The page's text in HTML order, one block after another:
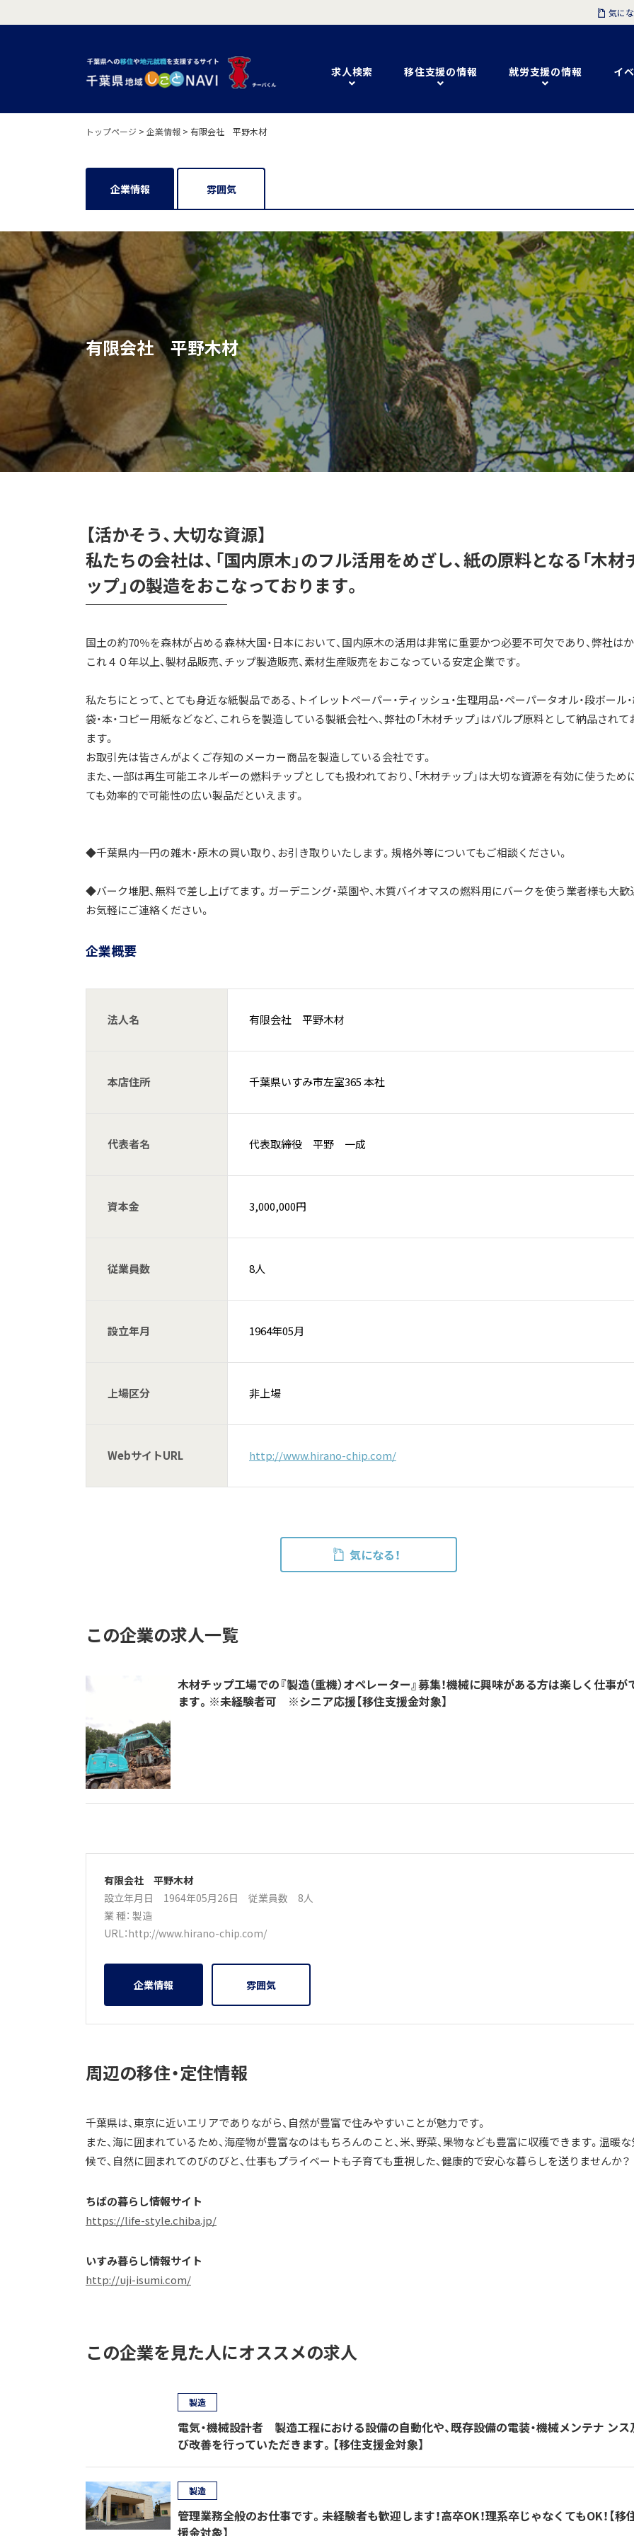
求人検索 移住支援の情報 就労支援の情報 イ
気に
トップページ > 企業情報 > 有限会社 平野木材
企業情報 雰囲気
有限会社 平野木材
【活かそう、大切な資源】
私たちの会社は、「国内原木」のフル活用をめざし、紙の原料となる「木材
ップ」の製造をおこなっております。
国土の約70％を森林が占める森林大国・日本において、国内原木の活用は非常に重要かつ必要不可欠であり、弊社は
これ４０年以上、製材品販売、チップ製造販売、素材生産販売をおこなっている安定企業です。
私たちにとって、とても身近な紙製品である、トイレットペーパー・ティッシュ・生理用品・ペーパータオル・段ボール
袋・本・コピー用紙などなど、これらを製造している製紙会社へ、弊社の「木材チップ」はパルプ原料として納品されて
ます。
お取引先は皆さんがよくご存知のメーカー商品を製造している会社です。
また、一部は再生可能エネルギーの燃料チップとしても扱われており、「木材チップ」は大切な資源を有効に使うため
ても効率的で可能性の広い製品だといえます。
◆千葉県内一円の雑木・原木の買い取り、お引き取りいたします。規格外等についてもご相談ください。
◆バーク堆肥、無料で差し上げてます。ガーデニング・菜園や、木質バイオマスの燃料用にバークを使う業者様も大歓
お気軽にご連絡ください。
企業概要
法人名 有限会社 平野木材
本店住所 千葉県いすみ市左室365 本社
代表者名 代表取締役 平野 一成
資本金 3,000,000円
従業員数 8人
設立年月 1964年05月
上場区分 非上場
WebサイトURL http://www.hirano-chip.com/
気になる！
この企業の求人一覧
木材チップ工場での『製造（重機）オペレーター』募集！機械に興味がある方は楽しく仕事が
ます。※未経験者可 ※シニア応援【移住支援金対象】
有限会社 平野木材
設立年月日 1964年05月26日 従業員数 8人
業 種： 製造
URL：http://www.hirano-chip.com/
企業情報 雰囲気
周辺の移住・定住情報
千葉県は、東京に近いエリアでありながら、自然が豊富で住みやすいことが魅力です。
また、海に囲まれているため、海産物が豊富なのはもちろんのこと、米、野菜、果物なども豊富に収穫できます。温暖
候で、自然に囲まれてのびのびと、仕事もプライベートも子育ても重視した、健康的で安心な暮らしを送りませんか？
ちばの暮らし情報サイト
https://life-style.chiba.jp/
いすみ暮らし情報サイト
http://uji-isumi.com/
この企業を見た人にオススメの求人
電気・機械設計者 製造工程における設備の自動化や、既存設備の電装・機械メンテナ ンス
び改善を行っていただきます。【移住支援金対象】
製造
管理業務全般のお仕事です。未経験者も歓迎します！高卒OK！理系卒じゃなくてもOK！【移
援金対象】
製造